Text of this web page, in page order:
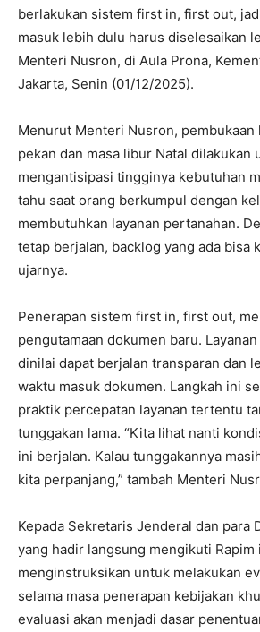
berlakukan sistem first in, first out,
masuk lebih dulu harus diselesaikan
Menteri Nusron, di Aula Prona,
Jakarta, Senin (01/12/2025).
‎Menurut Menteri Nusron, pembukaan
pekan dan masa libur Natal dilakukan
mengantisipasi tingginya kebutuhan
tahu saat orang berkumpul dengan
membutuhkan layanan pertanahan.
tetap berjalan, backlog yang ada bisa
ujarnya.
‎Penerapan sistem first in, first out,
pengutamaan dokumen baru.
dinilai dapat berjalan transparan dan
waktu masuk dokumen. Langkah ini
praktik percepatan layanan tertentu
tunggakan lama. “Kita lihat nanti
ini berjalan. Kalau tunggakannya
kita perpanjang,” tambah Menteri
‎Kepada Sekretaris Jenderal dan para
yang hadir langsung mengikuti
menginstruksikan untuk melakukan
selama masa penerapan kebijakan
evaluasi akan menjadi dasar